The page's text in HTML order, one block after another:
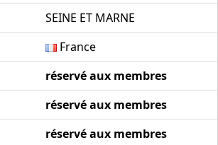
SEINE ET MARNE
France
réservé aux membres
réservé aux membres
réservé aux membres